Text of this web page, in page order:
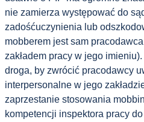
nie zamierza występować do
zadośćuczynienia lub
mobberem jest sam
zakładem pracy w jego
droga, by zwrócić pracodawcy
interpersonalne w jego
zaprzestanie stosowania
kompetencji inspektora pracy